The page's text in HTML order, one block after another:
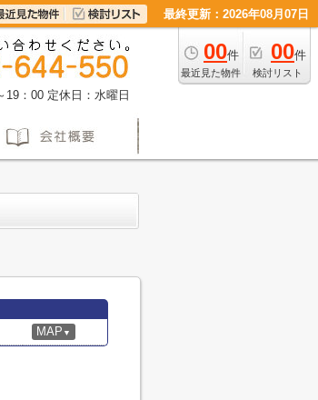
最終更新：2026年08月07日
00件
最近見た物件
00件
検討リスト
19：00 定休日：水曜日
MAP ▼